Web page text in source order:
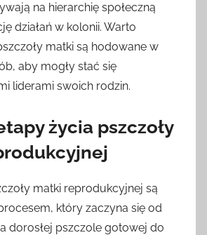
na hierarchię społeczną
działań w kolonii. Warto
matki są hodowane w
aby mogły stać się
liderami swoich rodzin.
życia pszczoły
matki reprodukcyjnej są
który zaczyna się od
dorosłej pszczole gotowej do